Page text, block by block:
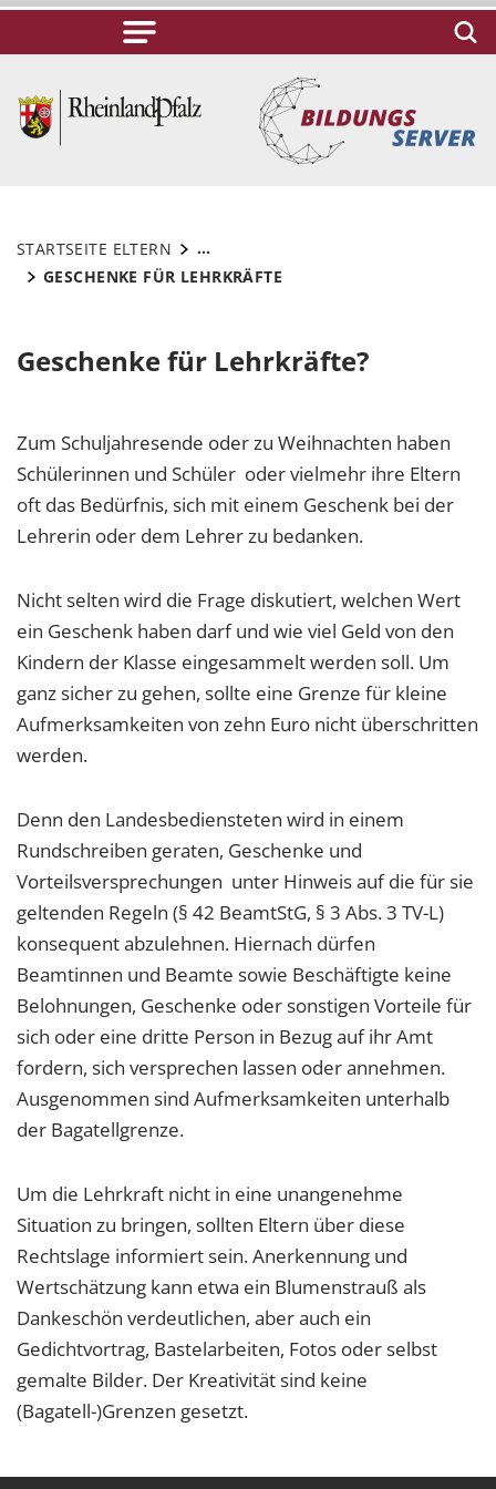
STARTSEITE ELTERN
...
GESCHENKE FÜR LEHRKRÄFTE
Geschenke für Lehrkräfte?
Zum Schuljahresende oder zu Weihnachten haben
Schülerinnen und Schüler oder vielmehr ihre Eltern
oft das Bedürfnis, sich mit einem Geschenk bei der
Lehrerin oder dem Lehrer zu bedanken.
Nicht selten wird die Frage diskutiert, welchen Wert
ein Geschenk haben darf und wie viel Geld von den
Kindern der Klasse eingesammelt werden soll. Um
ganz sicher zu gehen, sollte eine Grenze für kleine
Aufmerksamkeiten von zehn Euro nicht überschritten
werden.
Denn den Landesbediensteten wird in einem
Rundschreiben geraten, Geschenke und
Vorteilsversprechungen unter Hinweis auf die für sie
geltenden Regeln (§ 42 BeamtStG, § 3 Abs. 3 TV-L)
konsequent abzulehnen. Hiernach dürfen
Beamtinnen und Beamte sowie Beschäftigte keine
Belohnungen, Geschenke oder sonstigen Vorteile für
sich oder eine dritte Person in Bezug auf ihr Amt
fordern, sich versprechen lassen oder annehmen.
Ausgenommen sind Aufmerksamkeiten unterhalb
der Bagatellgrenze.
Um die Lehrkraft nicht in eine unangenehme
Situation zu bringen, sollten Eltern über diese
Rechtslage informiert sein. Anerkennung und
Wertschätzung kann etwa ein Blumenstrauß als
Dankeschön verdeutlichen, aber auch ein
Gedichtvortrag, Bastelarbeiten, Fotos oder selbst
gemalte Bilder. Der Kreativität sind keine
(Bagatell-)Grenzen gesetzt.